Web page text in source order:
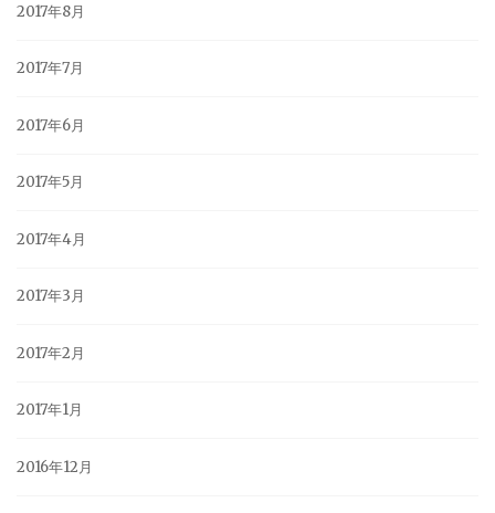
2017年8月
2017年7月
2017年6月
2017年5月
2017年4月
2017年3月
2017年2月
2017年1月
2016年12月